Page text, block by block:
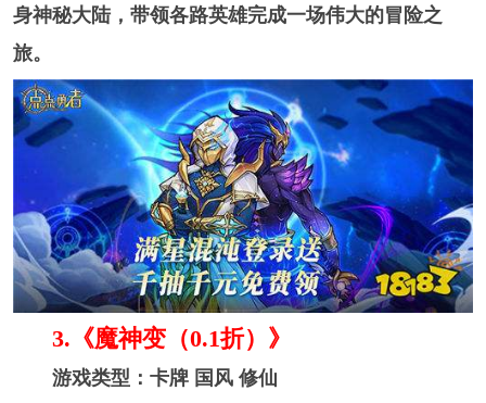
身神秘大陆，带领各路英雄完成一场伟大的冒险之
旅。
3. 《魔神变（0.1折）》
游戏类型：卡牌 国风 修仙